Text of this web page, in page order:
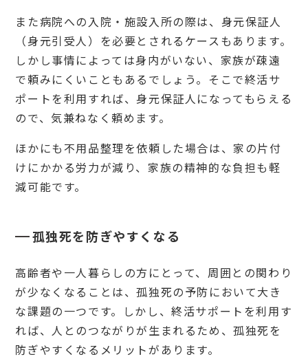
また病院への入院・施設入所の際は、身元保証人
（身元引受人）を必要とされるケースもあります。
しかし事情によっては身内がいない、家族が疎遠
で頼みにくいこともあるでしょう。そこで終活サ
ポートを利用すれば、身元保証人になってもらえる
ので、気兼ねなく頼めます。
ほかにも不用品整理を依頼した場合は、家の片付
けにかかる労力が減り、家族の精神的な負担も軽
減可能です。
孤独死を防ぎやすくなる
高齢者や一人暮らしの方にとって、周囲との関わり
が少なくなることは、孤独死の予防において大き
な課題の一つです。しかし、終活サポートを利用す
れば、人とのつながりが生まれるため、孤独死を
防ぎやすくなるメリットがあります。